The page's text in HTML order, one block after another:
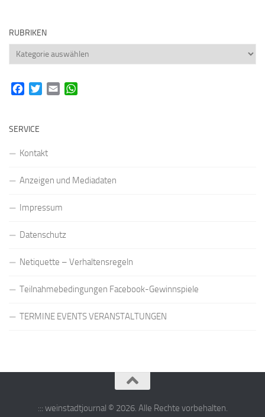
RUBRIKEN
Rubriken
FacebookTwitterEmail
SERVICE
Kontakt
Anzeigen und Mediadaten
Impressum
Datenschutz
Netiquette – Verhaltensregeln
Teilnahmebedingungen Facebook-Gewinnspiele
TERMINE EVENTS VERANSTALTUNGEN
::: weinstadtjournal © 2026. Alle Rechte vorbehalten.